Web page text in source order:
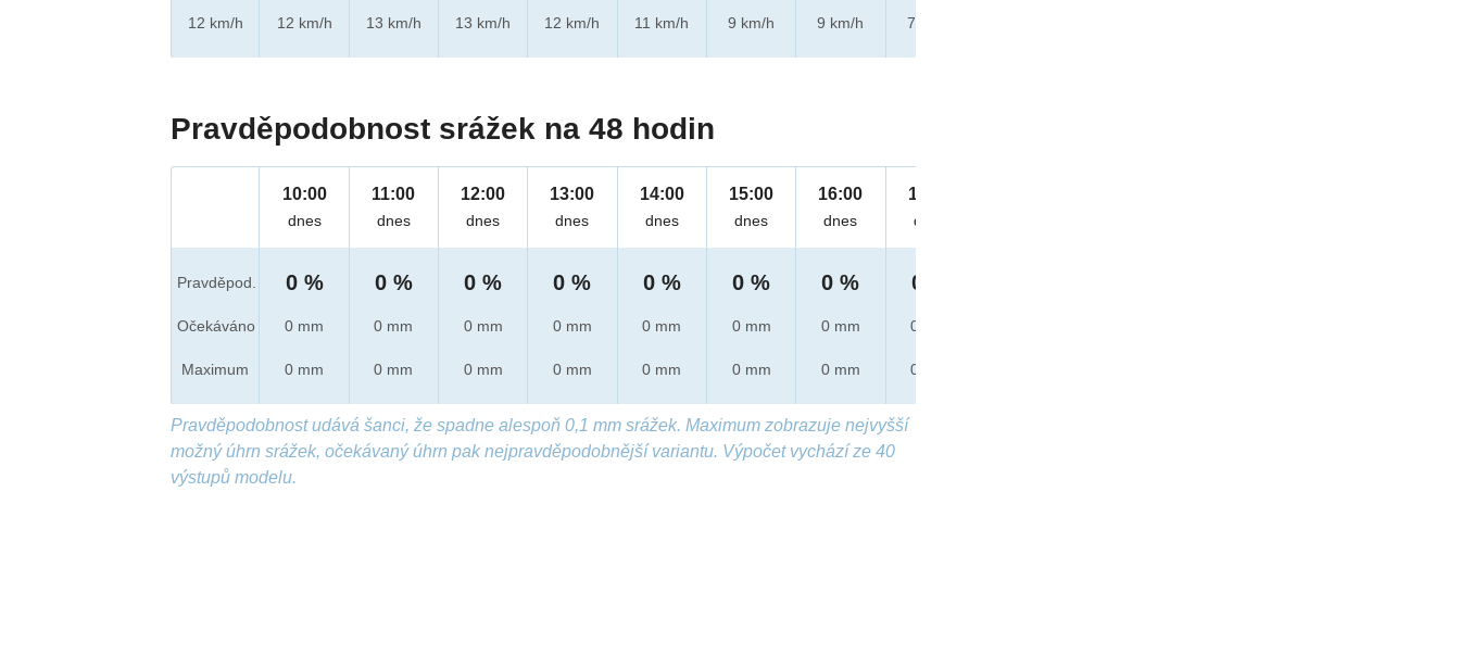
12 km/h
12 km/h
13 km/h
13 km/h
12 km/h
11 km/h
9 km/h
9 km/h
7 km/h
Pravděpodobnost srážek na 48 hodin
Pravděpod.
Očekáváno
Maximum
10:00
dnes
0 %
0 mm
0 mm
11:00
dnes
0 %
0 mm
0 mm
12:00
dnes
0 %
0 mm
0 mm
13:00
dnes
0 %
0 mm
0 mm
14:00
dnes
0 %
0 mm
0 mm
15:00
dnes
0 %
0 mm
0 mm
16:00
dnes
0 %
0 mm
0 mm
17:00
dnes
0 %
0 mm
0 mm
Pravděpodobnost udává šanci, že spadne alespoň 0,1 mm srážek. Maximum zobrazuje nejvyšší
možný úhrn srážek, očekávaný úhrn pak nejpravděpodobnější variantu. Výpočet vychází ze 40
výstupů modelu.